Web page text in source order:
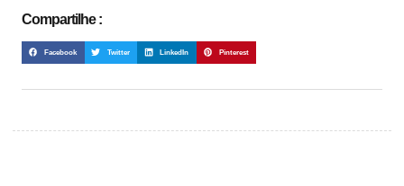
Compartilhe :
Facebook Twitter LinkedIn Pinterest